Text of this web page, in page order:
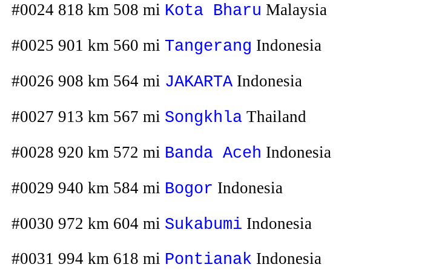
#0024 818 km 508 mi Kota Bharu Malaysia
#0025 901 km 560 mi Tangerang Indonesia
#0026 908 km 564 mi JAKARTAIndonesia
#0027 913 km 567 mi SongkhlaThailand
#0028 920 km 572 mi Banda Aceh Indonesia
#0029 940 km 584 mi Bogor Indonesia
#0030 972 km 604 mi Sukabumi Indonesia
#0031 994 km 618 mi Pontianak Indonesia